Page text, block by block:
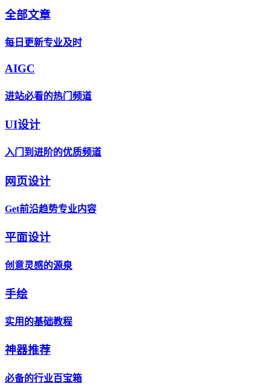
全部文章
每日更新专业及时
AIGC
进站必看的热门频道
UI设计
入门到进阶的优质频道
网页设计
Get前沿趋势专业内容
平面设计
创意灵感的源泉
手绘
实用的基础教程
神器推荐
必备的行业百宝箱